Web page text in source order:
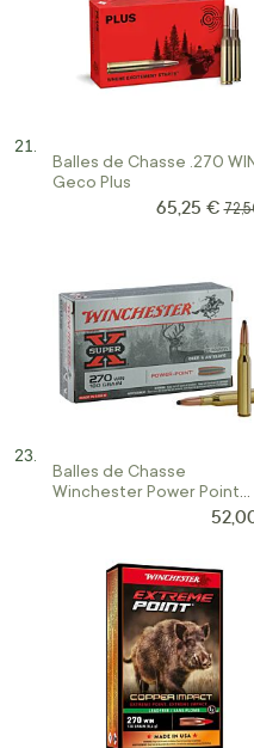
Balles de Chasse .270
Geco Plus
Prix Spécial
65,25 € Prix
Balles de Chasse
Winchester Power Point